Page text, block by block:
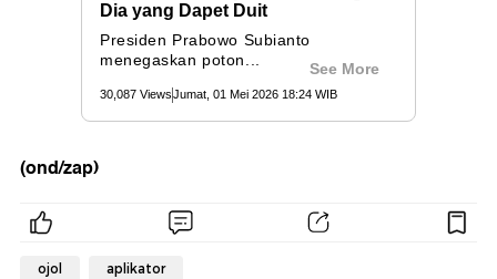
(ond/zap)
ojol aplikator